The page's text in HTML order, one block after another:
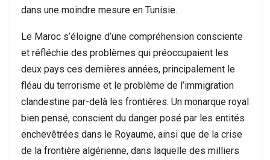
dans une moindre mesure en Tunisie.
Le Maroc s’éloigne d’une compréhension consciente
et réfléchie des problèmes qui préoccupaient les
deux pays ces dernières années, principalement le
fléau du terrorisme et le problème de l’immigration
clandestine par-delà les frontières. Un monarque royal
bien pensé, conscient du danger posé par les entités
enchevêtrées dans le Royaume, ainsi que de la crise
de la frontière algérienne, dans laquelle des milliers